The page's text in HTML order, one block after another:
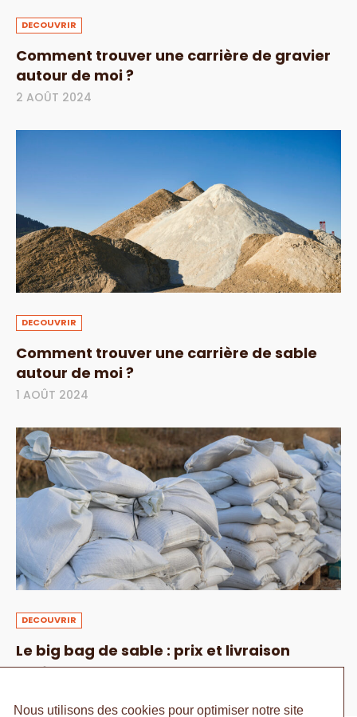
DECOUVRIR
Comment trouver une carrière de gravier
autour de moi ?
2 AOÛT 2024
DECOUVRIR
Comment trouver une carrière de sable
autour de moi ?
1 AOÛT 2024
DECOUVRIR
Le big bag de sable : prix et livraison
1 AOÛT 2024
Nous utilisons des cookies pour optimiser notre site